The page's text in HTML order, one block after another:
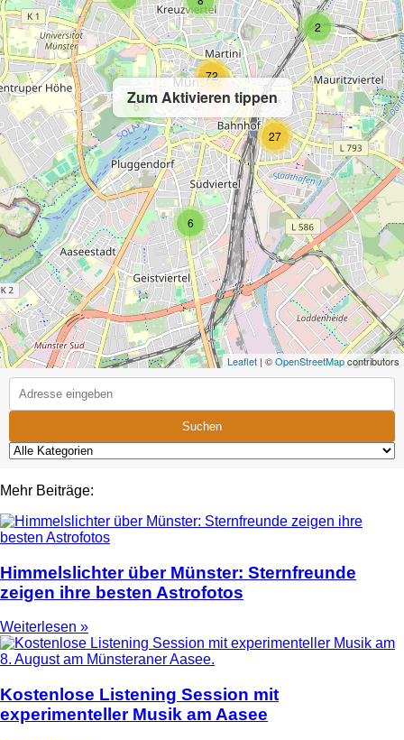
Zum Aktivieren tippen
2
6
27
5
72
Leaflet | ©OpenStreetMapcontributors
Suchen
Mehr Beiträge:
Himmelslichter über Münster: Sternfreunde
zeigen ihre besten Astrofotos
Weiterlesen »
Kostenlose Listening Session mit
experimenteller Musik am Aasee